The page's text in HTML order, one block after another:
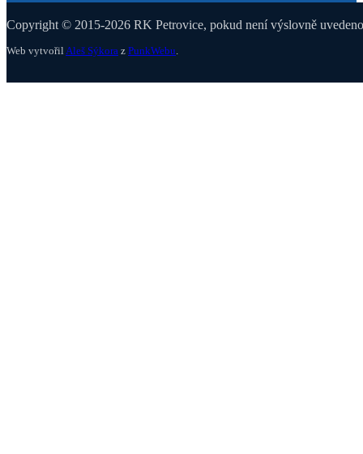
Copyright © 2015-2026 RK Petrovice, pokud není výslovně
Web vytvořilAleš Sýkora z PunkWebu.